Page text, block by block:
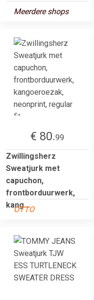
Meerdere shops
€ 80.99
Zwillingsherz
Sweatjurk met
capuchon,
frontborduurwerk,
kang...
OTTO